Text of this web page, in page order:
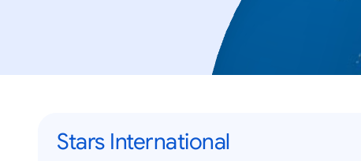
Stars International